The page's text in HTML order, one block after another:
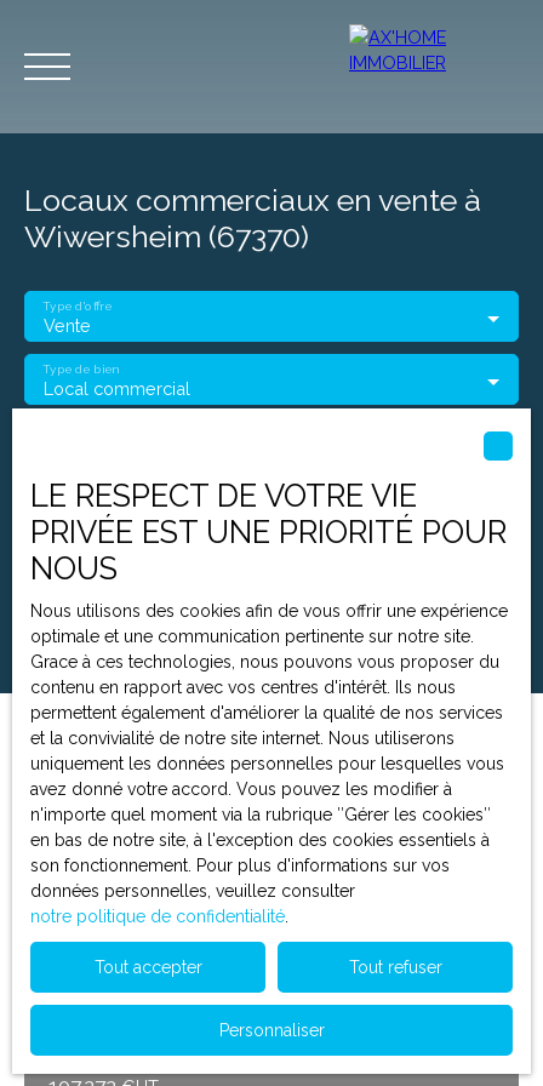
Accueil
Estimation
Locaux commerciaux en vente à
Wiwersheim (67370)
Vente
Type d'offre
Local commercial
Type de bien
Budget max (€)
Surface min (m²)
Rechercher
Pertinence
Trier par
Créer une alerte
LE RESPECT DE VOTRE VIE
PRIVÉE EST UNE PRIORITÉ POUR
NOUS
Nous utilisons des cookies afin de vous offrir une expérience
optimale et une communication pertinente sur notre site.
Grace à ces technologies, nous pouvons vous proposer du
contenu en rapport avec vos centres d'intérêt. Ils nous
permettent également d'améliorer la qualité de nos services
et la convivialité de notre site internet. Nous utiliserons
uniquement les données personnelles pour lesquelles vous
avez donné votre accord. Vous pouvez les modifier à
n'importe quel moment via la rubrique ″Gérer les cookies″
en bas de notre site, à l'exception des cookies essentiels à
son fonctionnement. Pour plus d'informations sur vos
données personnelles, veuillez consulter
notre politique de confidentialité
Tout accepter Tout refuser
Personnaliser